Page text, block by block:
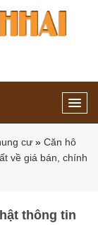
cư » Căn hô
về giá bán, chính
thông tin